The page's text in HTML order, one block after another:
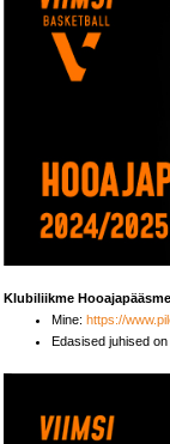
Klubiliikme
Mine: https://
Edasised juhised